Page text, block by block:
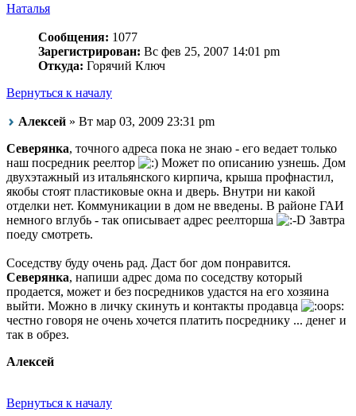
Наталья
Сообщения: 1077
Зарегистрирован: Вс фев 25, 2007 14:01 pm
Откуда: Горячий Ключ
Вернуться к началу
Алексей » Вт мар 03, 2009 23:31 pm
Северянка, точного адреса пока не знаю - его ведает только
наш посредник реелтор
Может по описанию узнешь. Дом
двухэтажный из итальянского кирпича, крыша профнастил,
якобы стоят пластиковые окна и дверь. Внутри ни какой
отделки нет. Коммуникации в дом не введены. В районе ГАИ
немного вглубь - так описывает адрес реелторша
Завтра
поеду смотреть.
Соседству буду очень рад. Даст бог дом понравится.
Северянка, напиши адрес дома по соседству который
продается, может и без посредников удастся на его хозяина
выйти. Можно в личку скинуть и контакты продавца
честно говоря не очень хочется платить посреднику ... денег и
так в обрез.
Алексей
Вернуться к началу